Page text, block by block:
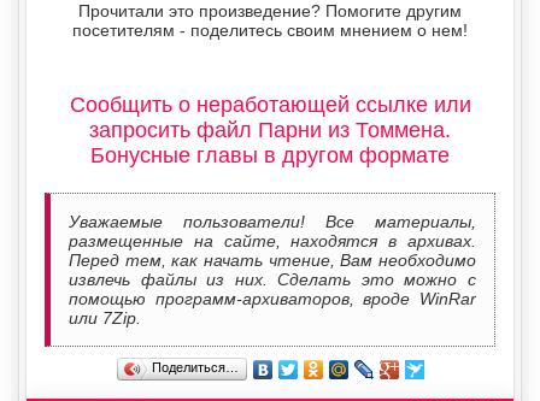
Прочитали это произведение? Помогите другим
посетителям - поделитесь своим мнением о нем!
Сообщить о неработающей ссылке или
запросить файл Парни из Томмена.
Бонусные главы в другом формате
Уважаемые пользователи! Все материалы,
размещенные на сайте, находятся в архивах.
Перед тем, как начать чтение, Вам необходимо
извлечь файлы из них. Сделать это можно с
помощью программ-архиваторов, вроде WinRar
или 7Zip.
Поделиться…